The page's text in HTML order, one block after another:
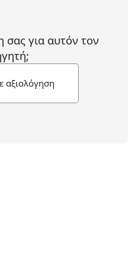
σας για αυτόν τον
αξιολόγηση